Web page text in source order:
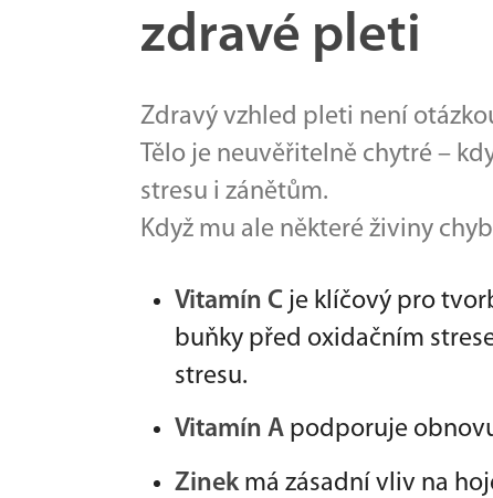
zdravé pleti
Zdravý vzhled pleti není
Tělo je neuvěřitelně chytré –
stresu i zánětům.
Když mu ale některé živiny
Vitamín C je klíčový pro
buňky před oxidačním
stresu.
Vitamín A podporuje
Zinekmá zásadní vliv na